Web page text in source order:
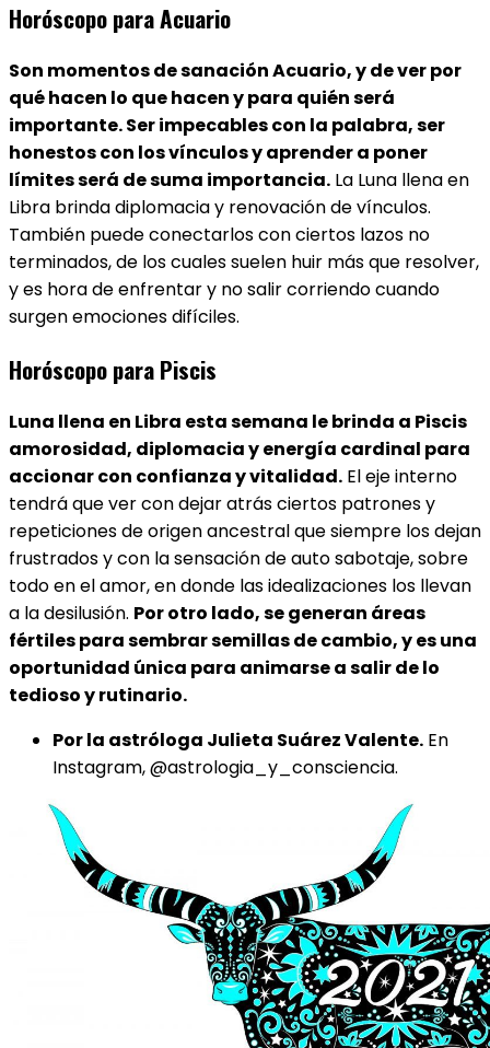
Horóscopo para Acuario
Son momentos de sanación Acuario, y de ver por
qué hacen lo que hacen y para quién será
importante. Ser impecables con la palabra, ser
honestos con los vínculos y aprender a poner
límites será de suma importancia. La Luna llena en
Libra brinda diplomacia y renovación de vínculos.
También puede conectarlos con ciertos lazos no
terminados, de los cuales suelen huir más que resolver,
y es hora de enfrentar y no salir corriendo cuando
surgen emociones difíciles.
Horóscopo para Piscis
Luna llena en Libra esta semana le brinda a Piscis
amorosidad, diplomacia y energía cardinal para
accionar con confianza y vitalidad. El eje interno
tendrá que ver con dejar atrás ciertos patrones y
repeticiones de origen ancestral que siempre los dejan
frustrados y con la sensación de auto sabotaje, sobre
todo en el amor, en donde las idealizaciones los llevan
a la desilusión. Por otro lado, se generan áreas
fértiles para sembrar semillas de cambio, y es una
oportunidad única para animarse a salir de lo
tedioso y rutinario.
Por la astróloga Julieta Suárez Valente. En
Instagram, @astrologia_y_consciencia.